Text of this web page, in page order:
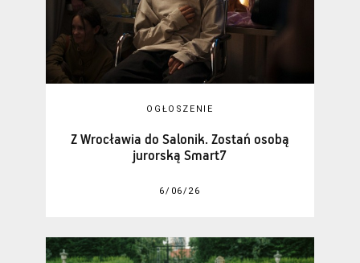
OGŁOSZENIE
Z Wrocławia do Salonik. Zostań osobą
jurorską Smart7
6/06/26